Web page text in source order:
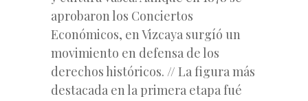
aprobaron los Conciertos
Económicos, en Vizcaya surgíó un
movimiento en defensa de los
derechos históricos. // La figura más
destacada en la primera etapa fué